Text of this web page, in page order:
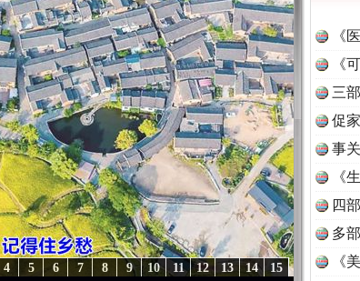
15
14
13
12
11
10
9
8
7
6
5
4
《
《
三
促
事
《
读
四
多
《